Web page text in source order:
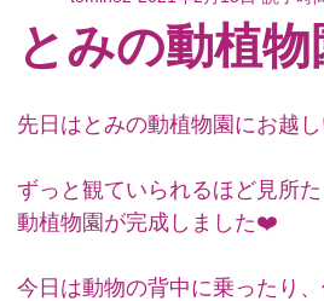
とみの動植物
先日はとみの動植物園にお越
ずっと観ていられるほど見所
動植物園が完成しました❤️
今日は動物の背中に乗ったり